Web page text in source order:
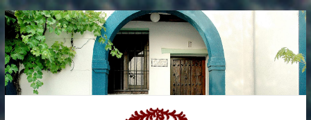
Saltar
al
contenido